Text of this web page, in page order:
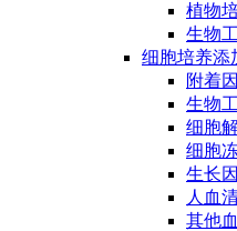
植物
生物
细胞培养添
附着
生物
细胞
细胞
生长
人血
其他